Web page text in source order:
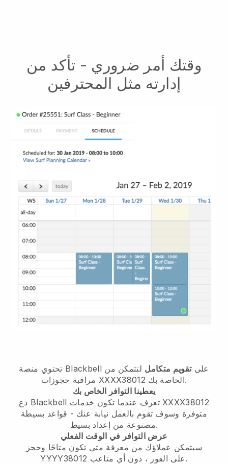
وقتك أمر ضروري - تأكد من
إدارته مثل المحترفين
تحتوي منصة Blackbell علىتقويم متكامل لتتمكن من
مراقبة حجوزات XXXX38012 الخاصة بك.
يعطينا التوافر الخاص بك
دع Blackbell تعرف عندما تكون خدمات XXXX38012
متوفرة وسوف تقوم بالعمل نيابة عنك - قواعد بسيطة
مصنوعة من إعداد بسيط.
عرض التوافر في الوقت الفعلي
سيتمكن عملاؤك من معرفة متى تكون متاحًا وحجز
YYYY38012 على الفور ، دون أي متاعب.